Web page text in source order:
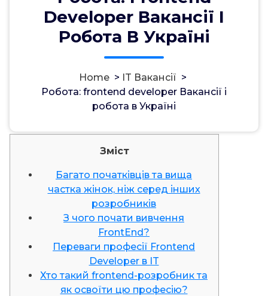
Developer Вакансії І
Робота В Україні
Home > IT Вакансії >
Робота: frontend developer Вакансії і
робота в Україні
مسؤل 9, Nov, 2021
IT Вакансії
Зміст
Багато початківців та вища
частка жінок, ніж серед інших
розробників
З чого почати вивчення
FrontEnd?
Переваги професії Frontend
Developer в IT
Хто такий frontend-розробник та
як освоїти цю професію?